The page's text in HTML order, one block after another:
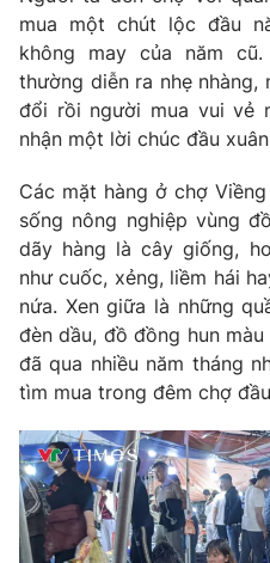
Tổng đài VTV:024.38 355 931
Ðiện thoại Thời báo VTV:
Email: toasoan@vtv.vn
Liên hệ quảng cáo:024-
® Cấm sao chép dưới mọi hình
thuận bằng văn bản. Ghi rõ
thông tin từ website này.
mua một chút lộc đầu
không may của năm
thường diễn ra nhẹ nhàng,
đổi rồi người mua vui vẻ
nhận một lời chúc đầu
Các mặt hàng ở chợ
sống nông nghiệp vùng
dãy hàng là cây giống,
như cuốc, xẻng, liềm hái
nứa. Xen giữa là những
đèn dầu, đồ đồng hun
đã qua nhiều năm tháng
tìm mua trong đêm chợ